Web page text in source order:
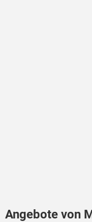
Angebote von